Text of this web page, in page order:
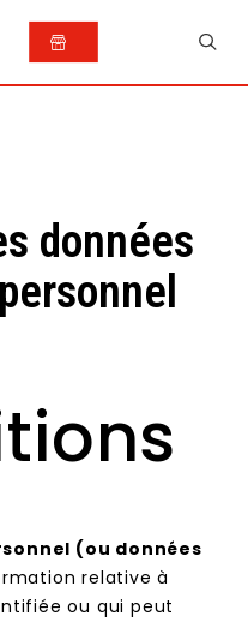
données
(ou données
relative à
ou qui peut